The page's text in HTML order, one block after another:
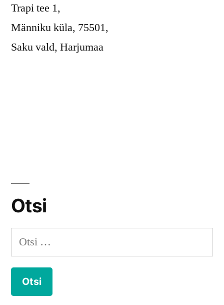
Trapi tee 1,
Männiku küla, 75501,
Saku vald, Harjumaa
Otsi
Otsi: